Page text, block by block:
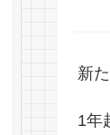
新
1年